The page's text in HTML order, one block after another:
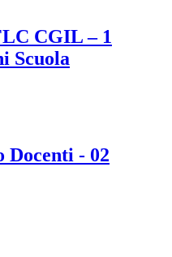
CGIL – 1
Scuola
Docenti - 02